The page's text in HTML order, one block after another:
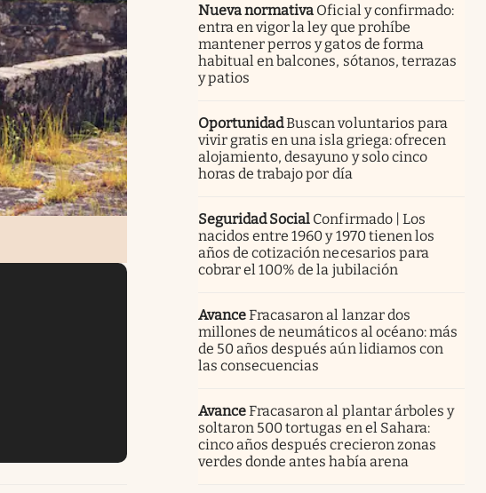
Nueva normativa Oficial y confirmado:
entra en vigor la ley que prohíbe
mantener perros y gatos de forma
habitual en balcones, sótanos, terrazas
y patios
OportunidadBuscan voluntarios para
vivir gratis en una isla griega: ofrecen
alojamiento, desayuno y solo cinco
horas de trabajo por día
Seguridad Social Confirmado | Los
nacidos entre 1960 y 1970 tienen los
años de cotización necesarios para
cobrar el 100% de la jubilación
AvanceFracasaron al lanzar dos
millones de neumáticos al océano: más
de 50 años después aún lidiamos con
las consecuencias
AvanceFracasaron al plantar árboles y
soltaron 500 tortugas en el Sahara:
cinco años después crecieron zonas
verdes donde antes había arena